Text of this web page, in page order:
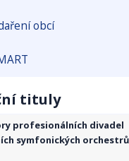
obcí
tituly
profesionálních divadel
symfonických orchestrů